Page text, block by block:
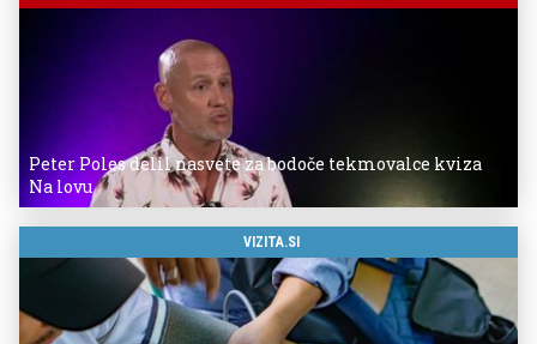
Peter Poles delil nasvete za bodoče tekmovalce kviza
Na lovu
VIZITA.SI